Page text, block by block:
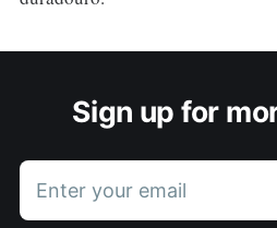
Sign up for
Enter your email